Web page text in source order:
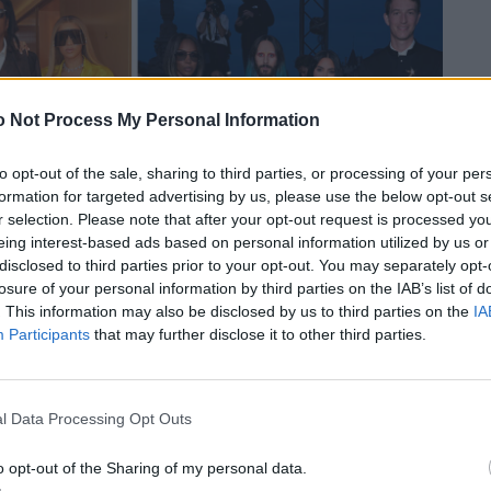
Not Process My Personal Information
opt-out of the sale, sharing to third parties, or processing of your
for targeted advertising by us, please use the below opt-out
selection. Please note that after your opt-out request is processed
interest-based ads based on personal information utilized by us
to third parties prior to your opt-out. You may separately
of your personal information by third parties on the IAB’s list of
This information may also be disclosed by us to third parties on the
Participants that may further disclose it to other third parties.
Data Processing Opt Outs
opt-out of the Sharing of my personal data.
Rowland, Jared Leto, Kim Kardashian, Alexandre Arnault
inspirieren